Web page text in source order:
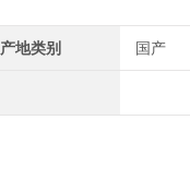
产地类别 国产